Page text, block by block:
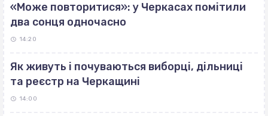
«Може повторитися»: у Черкасах помітили
два сонця одночасно
14:20
Як живуть і почуваються виборці, дільниці
та реєстр на Черкащині
14:00